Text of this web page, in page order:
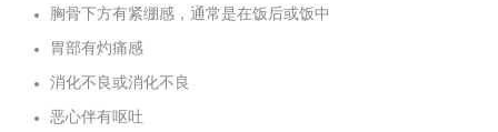
胸骨下方有紧绷感，通常是在饭后或饭中
胃部有灼痛感
消化不良或消化不良
恶心伴有呕吐